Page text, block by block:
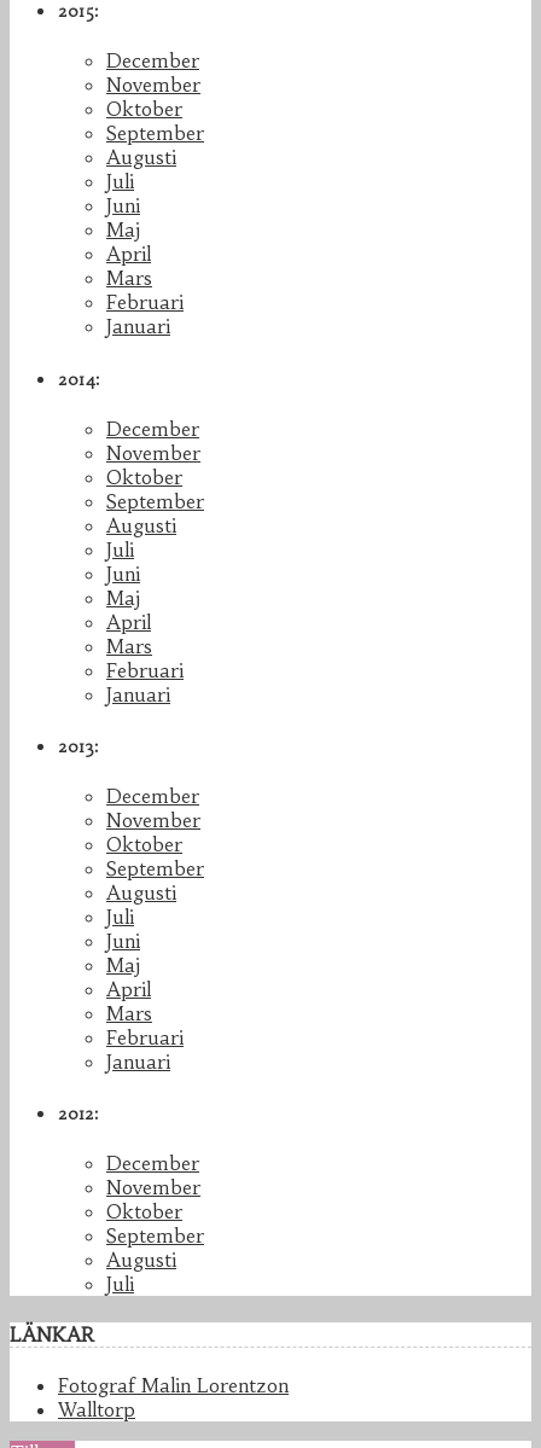
2015:
December
November
Oktober
September
Augusti
Juli
Juni
Maj
April
Mars
Februari
Januari
2014:
December
November
Oktober
September
Augusti
Juli
Juni
Maj
April
Mars
Februari
Januari
2013:
December
November
Oktober
September
Augusti
Juli
Juni
Maj
April
Mars
Februari
Januari
2012:
December
November
Oktober
September
Augusti
Juli
LÄNKAR
Fotograf Malin Lorentzon
Walltorp